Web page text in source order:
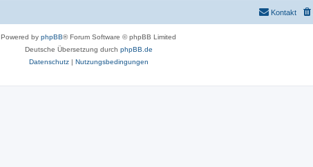
Kontakt
Powered by phpBB® Forum Software © phpBB Limited
Deutsche Übersetzung durch phpBB.de
Datenschutz| Nutzungsbedingungen